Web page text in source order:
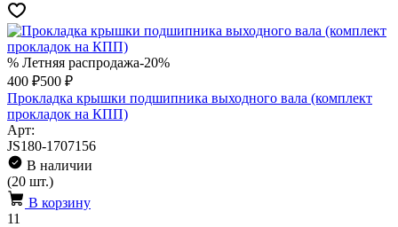
% Летняя распродажа-20%
400 ₽500 ₽
Прокладка крышки подшипника выходного вала (комплект
прокладок на КПП)
Арт:
JS180-1707156
В наличии
(20 шт.)
В корзину
11